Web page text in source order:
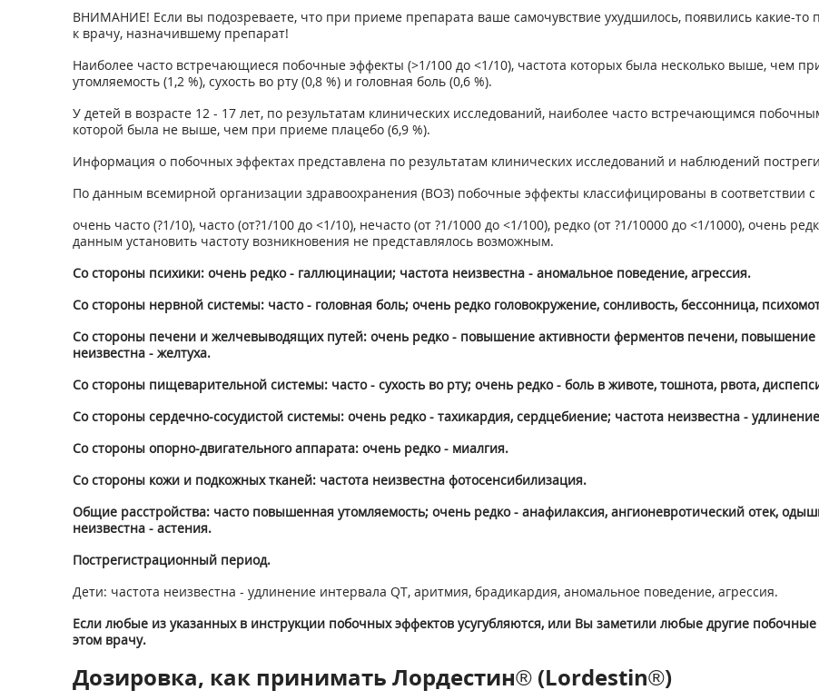
ВНИМАНИЕ! Если вы подозреваете, что при приеме препарата ваше самочувствие ухудшилось, появились какие-то
к врачу, назначившему препарат!
Наиболее часто встречающиеся побочные эффекты (>1/100 до <1/10), частота которых была несколько выше, чем
утомляемость (1,2 %), сухость во рту (0,8 %) и головная боль (0,6 %).
У детей в возрасте 12 - 17 лет, по результатам клинических исследований, наиболее часто встречающимся
которой была не выше, чем при приеме плацебо (6,9 %).
Информация о побочных эффектах представлена по результатам клинических исследований и наблюдений
По данным всемирной организации здравоохранения (ВОЗ) побочные эффекты классифицированы в соответствии
очень часто (?1/10), часто (от?1/100 до <1/10), нечасто (от ?1/1000 до <1/100), редко (от ?1/10000 до <1/1000), очень
данным установить частоту возникновения не представлялось возможным.
Со стороны психики: очень редко - галлюцинации; частота неизвестна - аномальное поведение, агрессия.
Со стороны нервной системы: часто - головная боль; очень редко головокружение, сонливость, бессонница,
Со стороны печени и желчевыводящих путей: очень редко - повышение активности ферментов печени, повышение
неизвестна - желтуха.
Со стороны пищеварительной системы: часто - сухость во рту; очень редко - боль в животе, тошнота, рвота,
Со стороны сердечно-сосудистой системы: очень редко - тахикардия, сердцебиение; частота неизвестна -
Со стороны опорно-двигательного аппарата: очень редко - миалгия.
Со стороны кожи и подкожных тканей: частота неизвестна фотосенсибилизация.
Общие расстройства: часто повышенная утомляемость; очень редко - анафилаксия, ангионевротический отек,
неизвестна - астения.
Пострегистрационный период.
Дети: частота неизвестна - удлинение интервала QT, аритмия, брадикардия, аномальное поведение, агрессия.
Если любые из указанных в инструкции побочных эффектов усугубляются, или Вы заметили любые другие
этом врачу.
Дозировка, как принимать Лордестин® (Lordestin®)